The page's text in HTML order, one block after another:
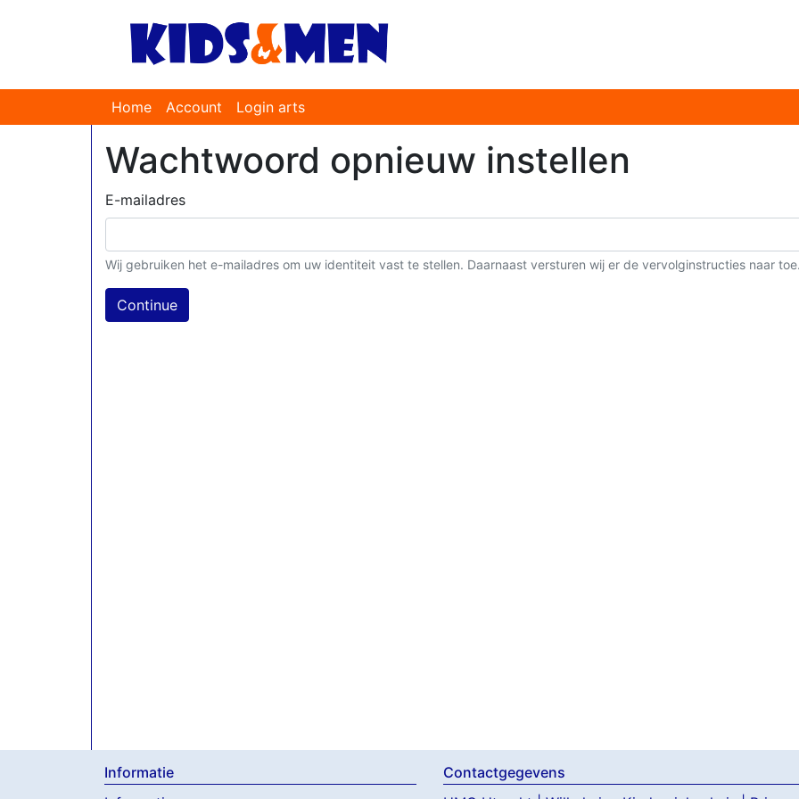
Home Account Login arts
Wachtwoord opnieuw instellen
E-mailadres
Wij gebruiken het e-mailadres om uw identiteit vast te stellen. Daarnaast versturen wij er de vervolginstructies naar
Continue
Informatie
Contactgegevens